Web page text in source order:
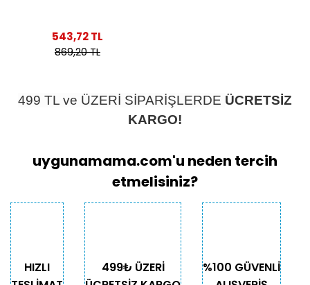
543,72 TL
869,20 TL
499 TL ve ÜZERİ SİPARİŞLERDE ÜCRETSİZ
KARGO!
uygunamama.com'u neden tercih
etmelisiniz?
HIZLI
499₺ ÜZERİ
%100 GÜVENLİ